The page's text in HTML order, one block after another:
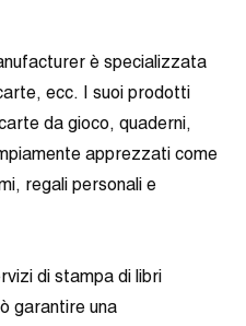
è specializzata
ecc. I suoi prodotti
da gioco, quaderni,
apprezzati come
regali personali e
di stampa di libri
garantire una